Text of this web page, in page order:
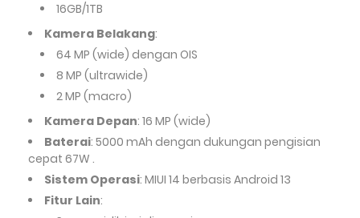
16GB/1TB
Kamera Belakang:
64 MP (wide) dengan OIS
8 MP (ultrawide)
2 MP (macro)
Kamera Depan: 16 MP (wide)
Baterai: 5000 mAh dengan dukungan pengisian
cepat 67W .
Sistem Operasi: MIUI 14 berbasis Android 13
Fitur Lain: